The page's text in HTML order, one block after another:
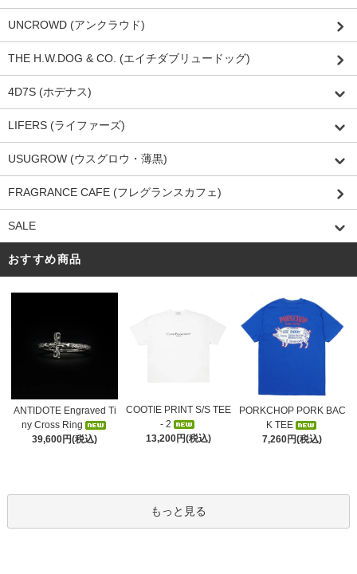
UNCROWD (アンクラウド)
THE H.W.DOG & CO. (エイチダブリュードッグ)
4D7S (ホデナス)
LIFERS (ライファーズ)
USUGROW (ウスグロウ・薄黒)
FRAGRANCE CAFE (フレグランスカフェ)
SALE
おすすめ商品
ANTIDOTE Engraved Ti
ny Cross Ring
39,600円(税込)
COOTIE PRINT S/S TEE
- 2
13,200円(税込)
PORKCHOP PORK BAC
K TEE
7,260円(税込)
もっと見る